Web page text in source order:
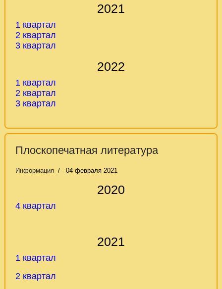
2021
1 квартал
2 квартал
3 квартал
2022
1 квартал
2 квартал
3 квартал
Плоскопечатная литература
Информация 04 февраля 2021
2020
4 квартал
2021
1 квартал
2 квартал